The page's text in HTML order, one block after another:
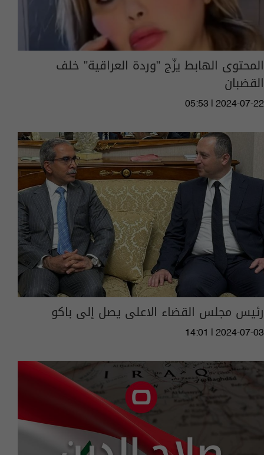
المحتوى الهابط يزّج "وردة العراقية" خلف
القضبان
05:53 | 2024-07-22
رئيس مجلس القضاء الاعلى يصل إلى باكو
14:01 | 2024-07-03